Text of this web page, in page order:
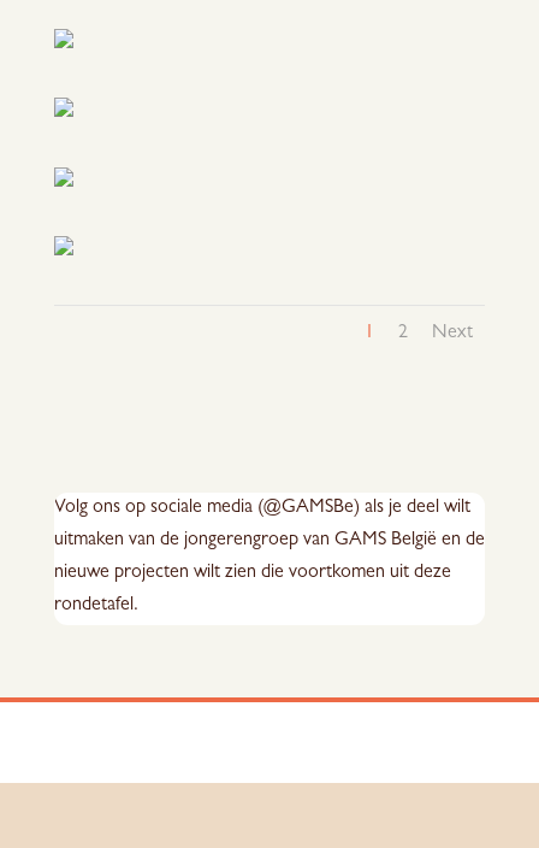
1 2 Next
Volg ons op sociale media (@GAMSBe) als je deel wilt
uitmaken van de jongerengroep van GAMS België en de
nieuwe projecten wilt zien die voortkomen uit deze
rondetafel.